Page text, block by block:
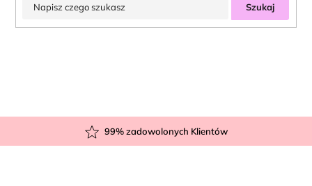
Szukaj
99% zadowolonych Klientów